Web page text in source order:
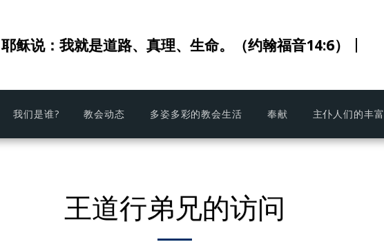
耶稣说：我就是道路、真理、生命。（约翰福音14:6）
我们是谁? 教会动态 多姿多彩的教会生活 奉献 主仆人们的丰富
王道行弟兄的访问